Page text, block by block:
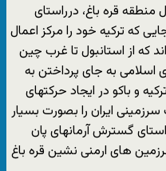
منطقه قره باغ، درراستای
که ترکیه خود را مرکز اعمال
که از استانبول تا غرب چین
به جای پرداختن به
و باکو در ایجاد حرکتهای
سرزمینی ایران را بصورت بسیار
گسترش آرمانهای پان
های ارمنی نشین قره باغ